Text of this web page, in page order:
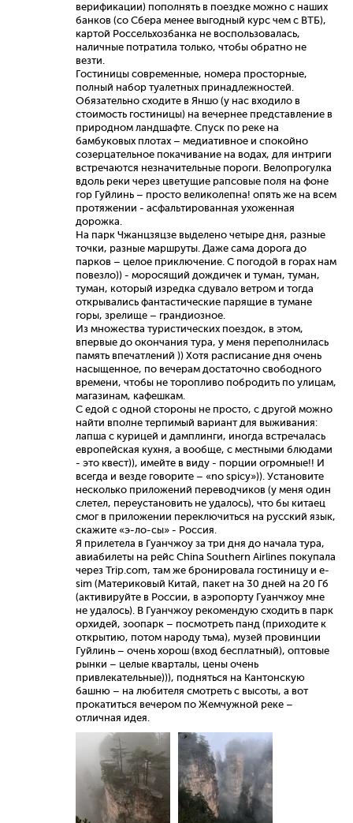
верификации) пополнять в поездке можно с наших
банков (со Сбера менее выгодный курс чем с ВТБ),
картой Россельхозбанка не воспользовалась,
наличные потратила только, чтобы обратно не
везти.
Гостиницы современные, номера просторные,
полный набор туалетных принадлежностей.
Обязательно сходите в Яншо (у нас входило в
стоимость гостиницы) на вечернее представление в
природном ландшафте. Спуск по реке на
бамбуковых плотах – медиативное и спокойно
созерцательное покачивание на водах, для интриги
встречаются незначительные пороги. Велопрогулка
вдоль реки через цветущие рапсовые поля на фоне
гор Гуйлинь – просто великолепна! опять же на всем
протяжении - асфальтированная ухоженная
дорожка.
На парк Чжанцзяцзе выделено четыре дня, разные
точки, разные маршруты. Даже сама дорога до
парков – целое приключение. С погодой в горах нам
повезло)) - моросящий дождичек и туман, туман,
туман, который изредка сдувало ветром и тогда
открывались фантастические парящие в тумане
горы, зрелище – грандиозное.
Из множества туристических поездок, в этом,
впервые до окончания тура, у меня переполнилась
память впечатлений )) Хотя расписание дня очень
насыщенное, по вечерам достаточно свободного
времени, чтобы не торопливо побродить по улицам,
магазинам, кафешкам.
С едой с одной стороны не просто, с другой можно
найти вполне терпимый вариант для выживания:
лапша с курицей и дамплинги, иногда встречалась
европейская кухня, а вообще, с местными блюдами
- это квест)), имейте в виду - порции огромные!! И
всегда и везде говорите – «no spicy»)). Установите
несколько приложений переводчиков (у меня один
слетел, переустановить не удалось), что бы китаец
смог в приложении переключиться на русский язык,
скажите «э-ло-сы» - Россия.
Я прилетела в Гуанчжоу за три дня до начала тура,
авиабилеты на рейс China Southern Airlines покупала
через Trip.com, там же бронировала гостиницу и e-
sim (Материковый Китай, пакет на 30 дней на 20 Гб
(активируйте в России, в аэропорту Гуанчжоу мне
не удалось). В Гуанчжоу рекомендую сходить в парк
орхидей, зоопарк – посмотреть панд (приходите к
открытию, потом народу тьма), музей провинции
Гуйлинь – очень хорош (вход бесплатный), оптовые
рынки – целые кварталы, цены очень
привлекательные))), подняться на Кантонскую
башню – на любителя смотреть с высоты, а вот
прокатиться вечером по Жемчужной реке –
отличная идея.